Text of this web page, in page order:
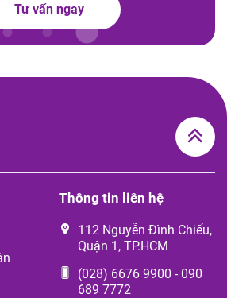
Tư vấn ngay
Thông tin liên hệ
112 Nguyễn Đình Chiểu,
Quận 1, TP.HCM
(028) 6676 9900 - 090
689 7772